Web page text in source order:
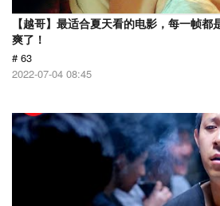
【越哥】最适合夏天看的电影，每一帧
爽了！
# 63
2022-07-04 08:45